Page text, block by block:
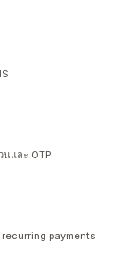
นและ OTP
recurring payments